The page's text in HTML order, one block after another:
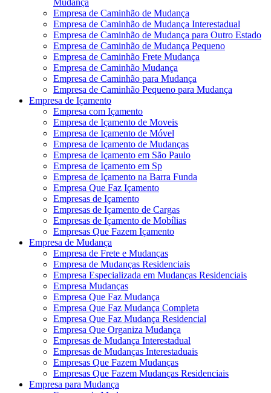
Mudança
Empresa de Caminhão de Mudança
Empresa de Caminhão de Mudança Interestadual
Empresa de Caminhão de Mudança para Outro Estado
Empresa de Caminhão de Mudança Pequeno
Empresa de Caminhão Frete Mudança
Empresa de Caminhão Mudança
Empresa de Caminhão para Mudança
Empresa de Caminhão Pequeno para Mudança
Empresa de Içamento
Empresa com Içamento
Empresa de Içamento de Moveis
Empresa de Içamento de Móvel
Empresa de Içamento de Mudanças
Empresa de Içamento em São Paulo
Empresa de Içamento em Sp
Empresa de Içamento na Barra Funda
Empresa Que Faz Içamento
Empresas de Içamento
Empresas de Içamento de Cargas
Empresas de Içamento de Mobílias
Empresas Que Fazem Içamento
Empresa de Mudança
Empresa de Frete e Mudanças
Empresa de Mudanças Residenciais
Empresa Especializada em Mudanças Residenciais
Empresa Mudanças
Empresa Que Faz Mudança
Empresa Que Faz Mudança Completa
Empresa Que Faz Mudança Residencial
Empresa Que Organiza Mudança
Empresas de Mudança Interestadual
Empresas de Mudanças Interestaduais
Empresas Que Fazem Mudanças
Empresas Que Fazem Mudanças Residenciais
Empresa para Mudança